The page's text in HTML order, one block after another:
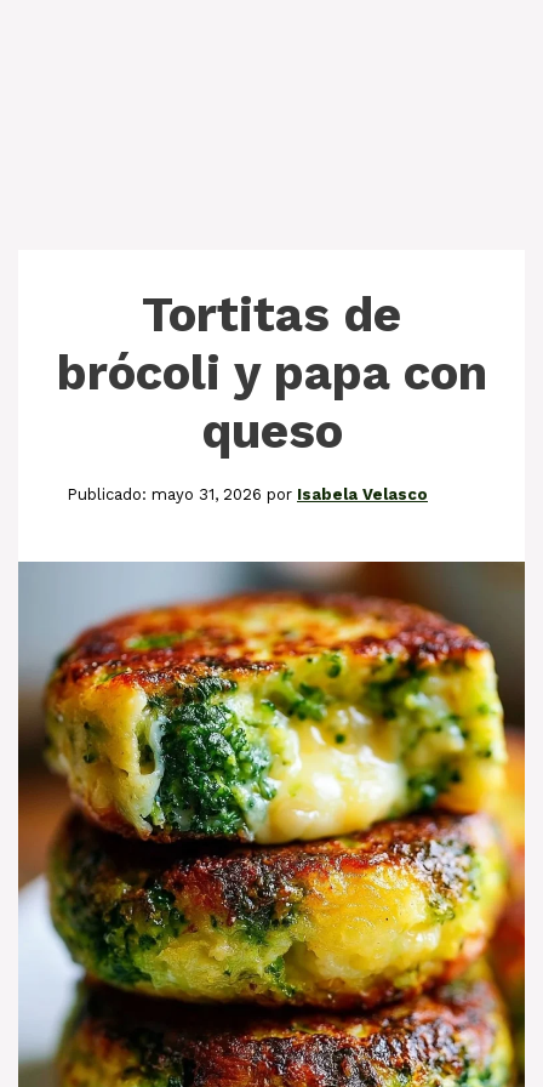
Tortitas de
brócoli y papa con
queso
mayo 31, 2026 por Isabela Velasco